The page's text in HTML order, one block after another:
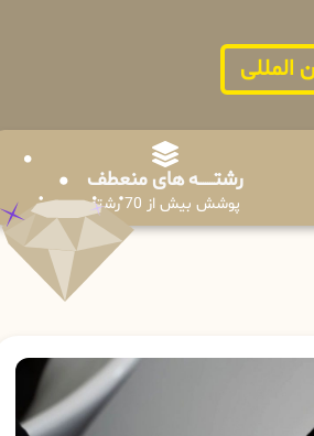
المللی
رشتـــــــه های منعطف
پوشش بیش از 70 رشته